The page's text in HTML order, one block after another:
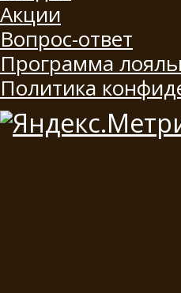
Акции
Вопрос-ответ
Программа
Политика